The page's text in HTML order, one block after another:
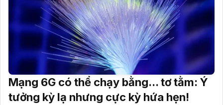
Mạng 6G có thể chạy bằng... tơ tằm: Ý
tưởng kỳ lạ nhưng cực kỳ hứa hẹn!